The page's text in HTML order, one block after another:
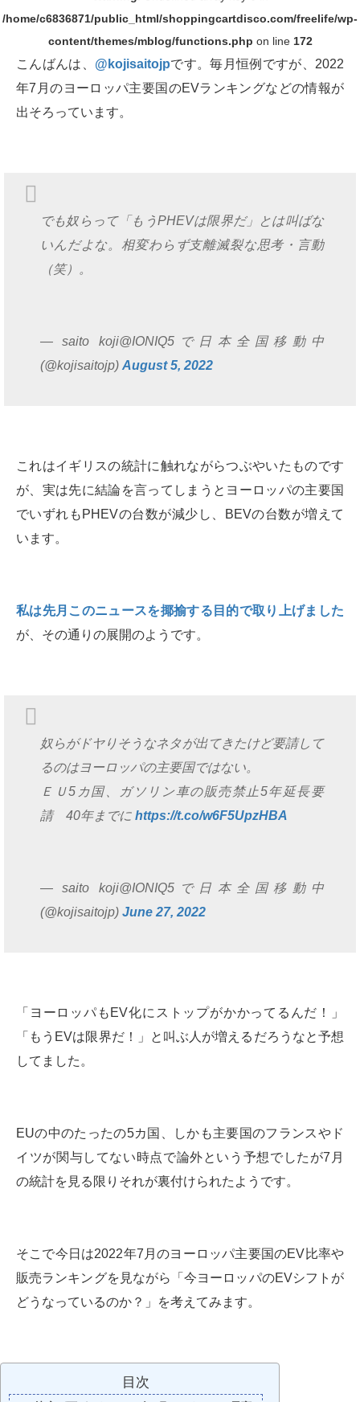
/home/c6836871/public_html/shoppingcartdisco.com/freelife/wp-
content/themes/mblog/functions.php on line 172
こんばんは、 @kojisaitojpです。毎月恒例ですが、2022
年7月のヨーロッパ主要国のEVランキングなどの情報が
出そろっています。
でも奴らって「もうPHEVは限界だ」とは叫ばな
いんだよな。相変わらず支離滅裂な思考・言動
（笑）。
— saito koji@IONIQ5で日本全国移動中
(@kojisaitojp) August 5, 2022
これはイギリスの統計に触れながらつぶやいたものです
が、実は先に結論を言ってしまうとヨーロッパの主要国
でいずれもPHEVの台数が減少し、BEVの台数が増えて
います。
私は先月このニュースを揶揄する目的で取り上げました
が、その通りの展開のようです。
奴らがドヤりそうなネタが出てきたけど要請して
るのはヨーロッパの主要国ではない。
ＥＵ5カ国、ガソリン車の販売禁止5年延長要
請 40年までに https://t.co/w6F5UpzHBA
— saito koji@IONIQ5で日本全国移動中
(@kojisaitojp) June 27, 2022
「ヨーロッパもEV化にストップがかかってるんだ！」
「もうEVは限界だ！」と叫ぶ人が増えるだろうなと予想
してました。
EUの中のたったの5カ国、しかも主要国のフランスやド
イツが関与してない時点で論外という予想でしたが7月
の統計を見る限りそれが裏付けられたようです。
そこで今日は2022年7月のヨーロッパ主要国のEV比率や
販売ランキングを見ながら「今ヨーロッパのEVシフトが
どうなっているのか？」を考えてみます。
目次